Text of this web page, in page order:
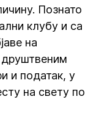
Познато
клубу и са
на
и податак, у
на свету по